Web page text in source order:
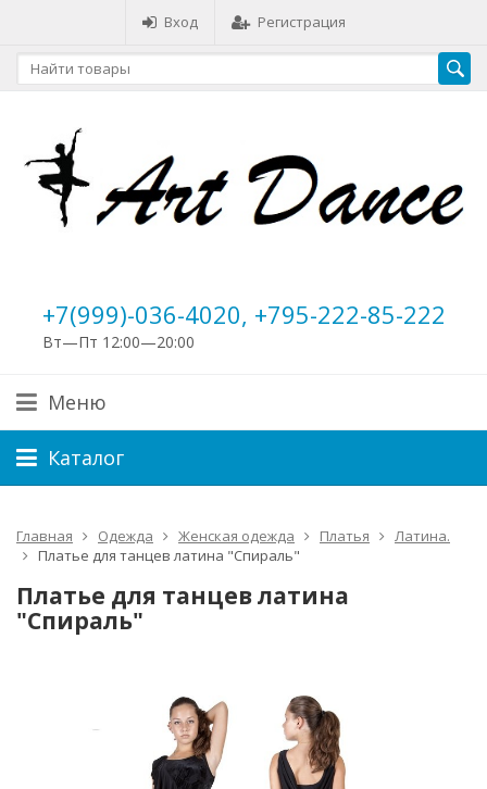
Вход Регистрация
+7(999)-036-4020, +795-222-85-222
Вт—Пт 12:00—20:00
Меню
Каталог
Главная Одежда Женская одежда Платья
Латина.
Платье для танцев латина "Спираль"
Платье для танцев латина
"Спираль"